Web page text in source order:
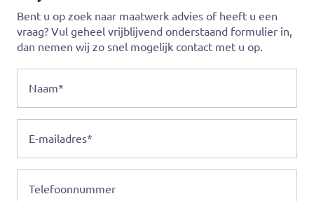
Bent u op zoek naar maatwerk advies of heeft u een
vraag? Vul geheel vrijblijvend onderstaand formulier in,
dan nemen wij zo snel mogelijk contact met u op.
mailadres
titel